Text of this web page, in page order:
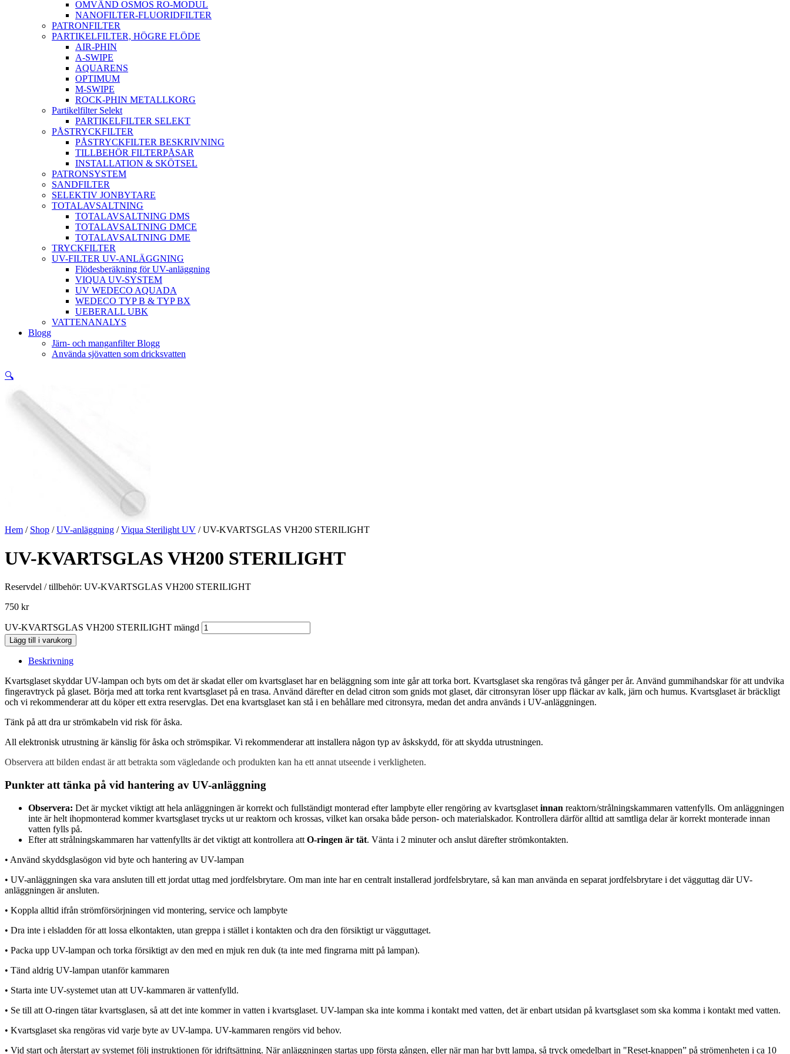
OMVÄND OSMOS RO-MODUL
NANOFILTER-FLUORIDFILTER
PATRONFILTER
PARTIKELFILTER, HÖGRE FLÖDE
AIR-PHIN
A-SWIPE
AQUARENS
OPTIMUM
M-SWIPE
ROCK-PHIN METALLKORG
Partikelfilter Selekt
PARTIKELFILTER SELEKT
PÅSTRYCKFILTER
PÅSTRYCKFILTER BESKRIVNING
TILLBEHÖR FILTERPÅSAR
INSTALLATION & SKÖTSEL
PATRONSYSTEM
SANDFILTER
SELEKTIV JONBYTARE
TOTALAVSALTNING
TOTALAVSALTNING DMS
TOTALAVSALTNING DMCE
TOTALAVSALTNING DME
TRYCKFILTER
UV-FILTER UV-ANLÄGGNING
Flödesberäkning för UV-anläggning
VIQUA UV-SYSTEM
UV WEDECO AQUADA
WEDECO TYP B & TYP BX
UEBERALL UBK
VATTENANALYS
Blogg
Järn- och manganfilter Blogg
Använda sjövatten som dricksvatten
🔍
Hem / Shop /UV-anläggning /Viqua Sterilight UV / UV-KVARTSGLAS VH200 STERILIGHT
UV-KVARTSGLAS VH200 STERILIGHT
Reservdel / tillbehör: UV-KVARTSGLAS VH200 STERILIGHT
750 kr
UV-KVARTSGLAS VH200 STERILIGHT mängd
Lägg till i varukorg
Beskrivning
Kvartsglaset skyddar UV-lampan och byts om det är skadat eller om kvartsglaset har en beläggning som inte går att torka bort. Kvartsglaset ska rengöras två gånger per år. Använd gummihandskar för att undvika
fingeravtryck på glaset. Börja med att torka rent kvartsglaset på en trasa. Använd därefter en delad citron som gnids mot glaset, där citronsyran löser upp fläckar av kalk, järn och humus. Kvartsglaset är bräckligt
och vi rekommenderar att du köper ett extra reservglas. Det ena kvartsglaset kan stå i en behållare med citronsyra, medan det andra används i UV-anläggningen.
Tänk på att dra ur strömkabeln vid risk för åska.
All elektronisk utrustning är känslig för åska och strömspikar. Vi rekommenderar att installera någon typ av åskskydd, för att skydda utrustningen.
Observera att bilden endast är att betrakta som vägledande och produkten kan ha ett annat utseende i verkligheten.
Punkter att tänka på vid hantering av UV-anläggning
Observera: Det är mycket viktigt att hela anläggningen är korrekt och fullständigt monterad efter lampbyte eller rengöring av kvartsglaset innan reaktorn/strålningskammaren vattenfylls. Om anläggningen
inte är helt ihopmonterad kommer kvartsglaset trycks ut ur reaktorn och krossas, vilket kan orsaka både person- och materialskador. Kontrollera därför alltid att samtliga delar är korrekt monterade innan
vatten fylls på.
Efter att strålningskammaren har vattenfyllts är det viktigt att kontrollera att O-ringen är tät. Vänta i 2 minuter och anslut därefter strömkontakten.
• Använd skyddsglasögon vid byte och hantering av UV-lampan
• UV-anläggningen ska vara ansluten till ett jordat uttag med jordfelsbrytare. Om man inte har en centralt installerad jordfelsbrytare, så kan man använda en separat jordfelsbrytare i det vägguttag där UV-
anläggningen är ansluten.
• Koppla alltid ifrån strömförsörjningen vid montering, service och lampbyte
• Dra inte i elsladden för att lossa elkontakten, utan greppa i stället i kontakten och dra den försiktigt ur vägguttaget.
• Packa upp UV-lampan och torka försiktigt av den med en mjuk ren duk (ta inte med fingrarna mitt på lampan).
• Tänd aldrig UV-lampan utanför kammaren
• Starta inte UV-systemet utan att UV-kammaren är vattenfylld.
• Se till att O-ringen tätar kvartsglasen, så att det inte kommer in vatten i kvartsglaset. UV-lampan ska inte komma i kontakt med vatten, det är enbart utsidan på kvartsglaset som ska komma i kontakt med vatten.
• Kvartsglaset ska rengöras vid varje byte av UV-lampa. UV-kammaren rengörs vid behov.
• Vid start och återstart av systemet följ instruktionen för idriftsättning. När anläggningen startas upp första gången, eller när man har bytt lampa, så tryck omedelbart in "Reset-knappen” på strömenheten i ca 10